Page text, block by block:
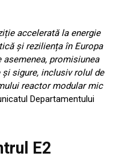
accelerată la energie
și reziliența în Europa
asemenea, promisiunea
sigure, inclusiv rolul de
reactor modular mic
Departamentului
E2